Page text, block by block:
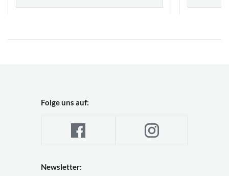
Folge uns auf:
Newsletter: